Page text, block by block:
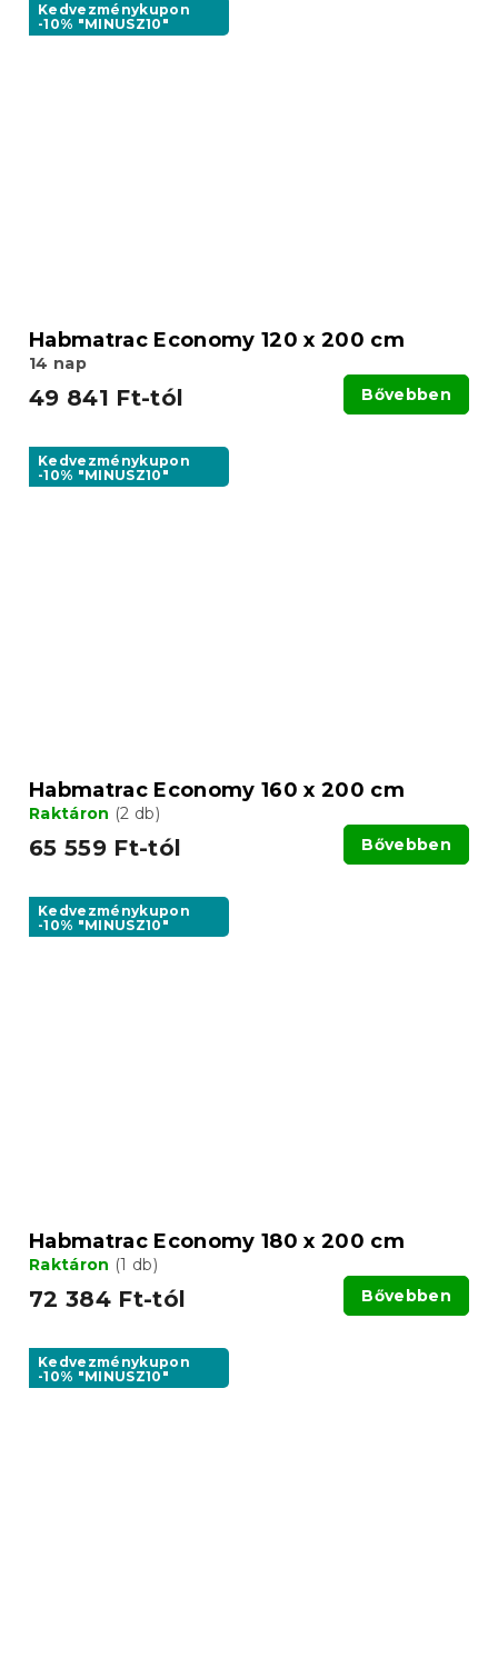
Kedvezménykupon
-10% "MINUSZ10"
Habmatrac Economy 120 x 200 cm
14 nap
49 841 Ft-tól Bővebben
Kedvezménykupon
-10% "MINUSZ10"
Habmatrac Economy 160 x 200 cm
Raktáron (2 db)
65 559 Ft-tól Bővebben
Kedvezménykupon
-10% "MINUSZ10"
Habmatrac Economy 180 x 200 cm
Raktáron (1 db)
72 384 Ft-tól Bővebben
Kedvezménykupon
-10% "MINUSZ10"